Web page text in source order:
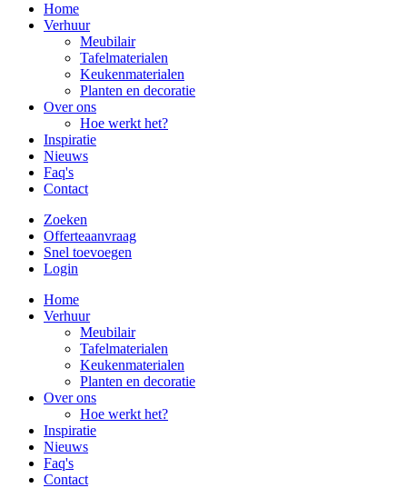
Main
navigation
Home
Verhuur
Meubilair
Tafelmaterialen
Keukenmaterialen
Planten en decoratie
Over ons
Hoe werkt het?
Inspiratie
Nieuws
Faq's
Contact
Zoeken
Offerteaanvraag
Snel toevoegen
Login
Main
navigation
Home
Verhuur
Meubilair
Tafelmaterialen
Keukenmaterialen
Planten en decoratie
Over ons
Hoe werkt het?
Inspiratie
Nieuws
Faq's
Contact